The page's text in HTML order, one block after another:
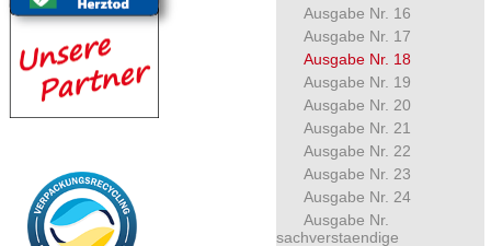
Ausgabe Nr. 16
Ausgabe Nr. 17
Ausgabe Nr. 18
Ausgabe Nr. 19
Ausgabe Nr. 20
Ausgabe Nr. 21
Ausgabe Nr. 22
Ausgabe Nr. 23
Ausgabe Nr. 24
Ausgabe Nr.
sachverstaendige